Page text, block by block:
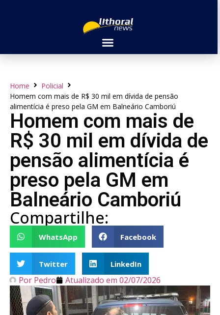
Home
Policial
Homem com mais de R$ 30 mil em dívida de pensão
alimentícia é preso pela GM em Balneário Camboriú
Homem com mais de
R$ 30 mil em dívida de
pensão alimentícia é
preso pela GM em
Balneário Camboriú
Compartilhe:
WhatsApp Facebook
Twitter LinkedIn
Por Pedro Atualizado em 02/07/2026